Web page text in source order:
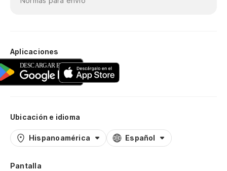
Aplicaciones
Ubicación e idioma
Hispanoamérica Español
Pantalla